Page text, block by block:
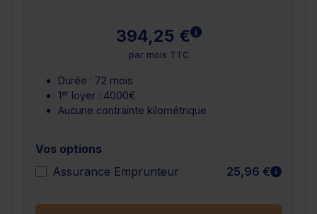
394,25 € En savoir plus
par mois TTC
Durée : 72 mois
1er loyer : 4000€
Aucune contrainte kilométrique
Vos options
Assurance Emprunteur
25,96 € En